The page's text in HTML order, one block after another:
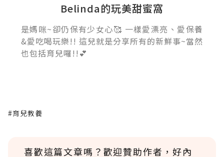
Belinda的玩美甜蜜窩
是媽咪~卻仍保有少女心🥰 一樣愛漂亮、愛保養
&愛吃喝玩樂!! 這兒就是分享所有的新鮮事~當然
也包括育兒囉!!💕
#育兒教養
喜歡這篇文章嗎？歡迎贊助作者，好內